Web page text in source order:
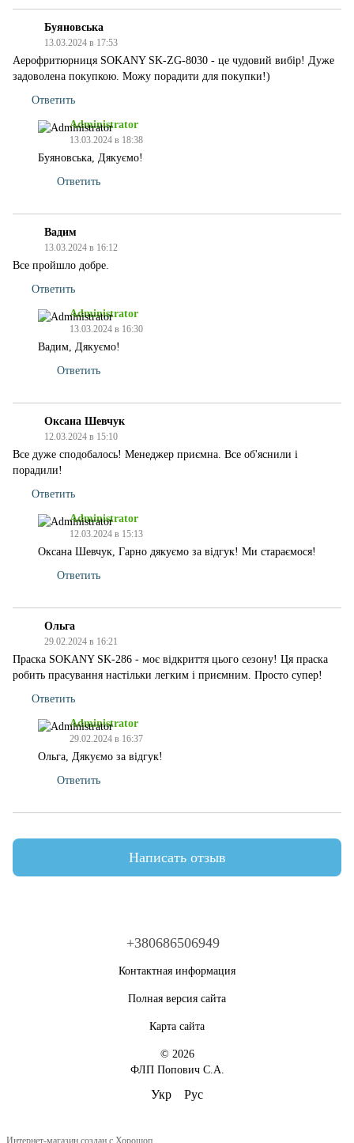
Буяновська
13.03.2024 в 17:53
Аерофритюрниця SOKANY SK-ZG-8030 - це чудовий вибір! Дуже
задоволена покупкою. Можу порадити для покупки!)
Ответить
Administrator
13.03.2024 в 18:38
Буяновська, Дякуємо!
Ответить
Вадим
13.03.2024 в 16:12
Все пройшло добре.
Ответить
Administrator
13.03.2024 в 16:30
Вадим, Дякуємо!
Ответить
Оксана Шевчук
12.03.2024 в 15:10
Все дуже сподобалось! Менеджер приємна. Все об'яснили і
порадили!
Ответить
Administrator
12.03.2024 в 15:13
Оксана Шевчук, Гарно дякуємо за відгук! Ми стараємося!
Ответить
Ольга
29.02.2024 в 16:21
Праска SOKANY SK-286 - моє відкриття цього сезону! Ця праска
робить прасування настільки легким і приємним. Просто супер!
Ответить
Administrator
29.02.2024 в 16:37
Ольга, Дякуємо за відгук!
Ответить
Написать отзыв
+380686506949
Контактная информация
Полная версия сайта
Карта сайта
© 2026
ФЛП Попович С.А.
Укр Рус
Интернет-магазин создан с Хорошоп